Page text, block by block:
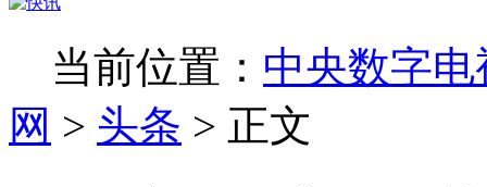
当前位置： 中央数字
网 > 头条 > 正文